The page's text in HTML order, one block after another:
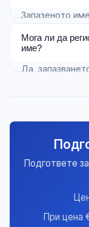
Запазеното
Мога ли да
име?
Да,
Подгответе
При цена